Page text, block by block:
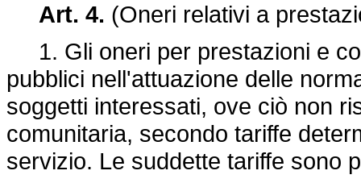
Art. 4. (Oneri relativi a
1. Gli oneri per prestazioni e
pubblici nell'attuazione delle
soggetti interessati, ove ciò non
comunitaria, secondo tariffe
servizio. Le suddette tariffe sono